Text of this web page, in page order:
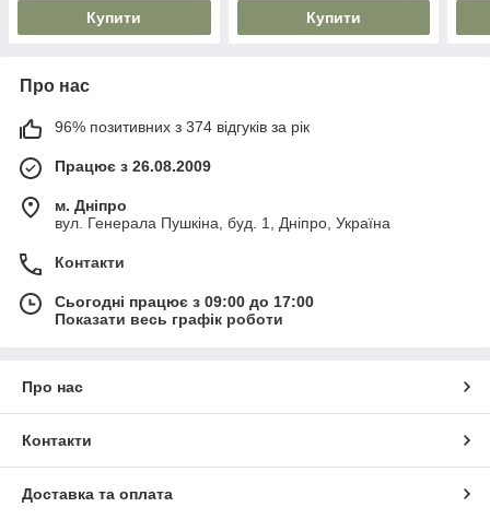
Купити Купити
Про нас
96% позитивних з 374 відгуків за рік
Працює з 26.08.2009
м. Дніпро
вул. Генерала Пушкіна, буд. 1, Дніпро, Україна
Контакти
Сьогодні працює з 09:00 до 17:00
Показати весь графік роботи
Про нас
Контакти
Доставка та оплата